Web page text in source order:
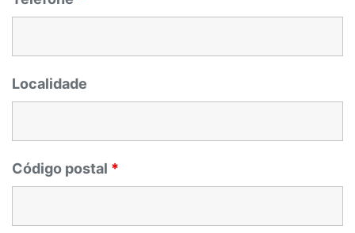
Localidade
Código postal *